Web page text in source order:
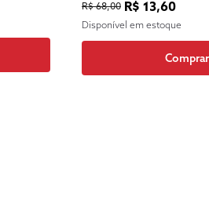
DE DIREITOS HUMANOS
R$ 68,00 R$ 13,60
Disponível em estoque
Comprar